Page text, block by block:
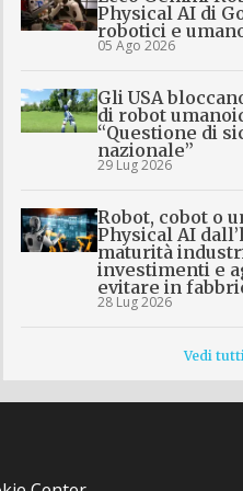
Physical AI di
robotici e
05 Ago 2026
Gli USA
di robot
“Questione di
nazionale”
29 Lug 2026
Robot, cobot o
Physical AI
maturità
investimenti e
evitare in
28 Lug 2026
Vedi